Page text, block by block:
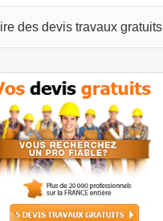
des devis travaux gratuits